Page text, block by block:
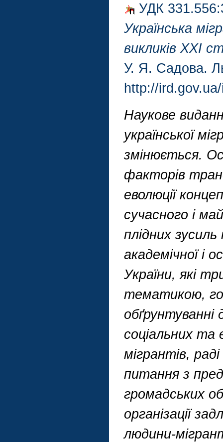
УДК
Українська
викликів ХХІ
У. Я. Садова.
http://
Наукове
української
змінюється.
факторів
еволюції
сучасного і
плідних
академічної і
України, які
тематикою,
соціальних та
мігрантів,
питання з
громадських
організації
людини-